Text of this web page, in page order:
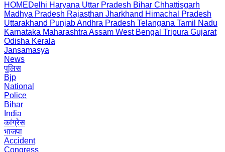
HOMEDelhi Haryana Uttar Pradesh Bihar Chhattisgarh
Madhya Pradesh Rajasthan Jharkhand Himachal Pradesh
Uttarakhand PunjabAndhra Pradesh Telangana Tamil Nadu
Karnataka Maharashtra Assam West Bengal Tripura Gujarat
Odisha Kerala
Jansamasya
News
पुलिस
Bjp
National
Police
Bihar
India
कांग्रेस
भाजपा
Accident
Congress